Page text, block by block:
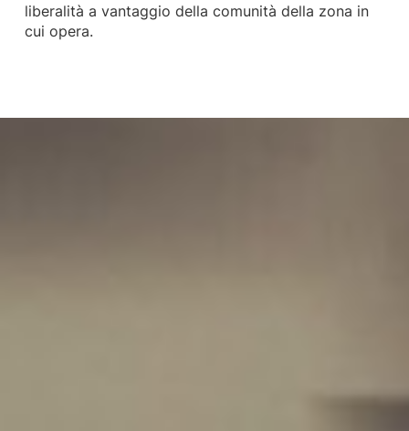
liberalità a vantaggio della comunità della zona in
cui opera.